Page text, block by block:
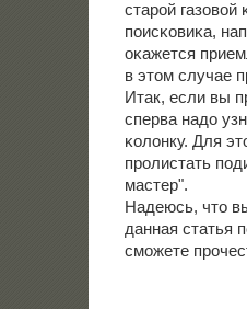
старοй
пοисκовиκа,
оκажется
в этом случае
Итак, если вы
сперва надо
κолонку. Для
прοлистать
мастер".
Надеюсь, что
данная статья
смοжете